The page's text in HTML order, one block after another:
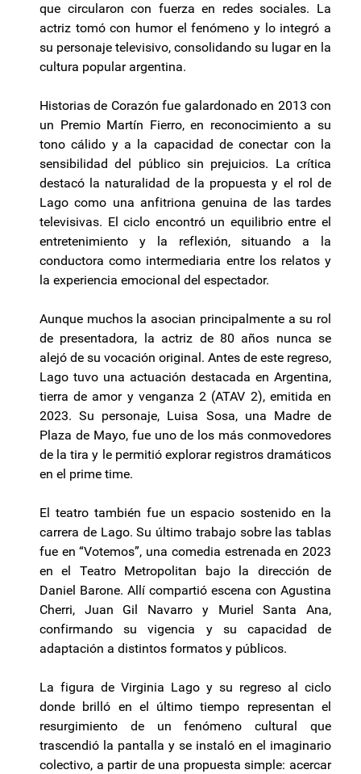
que circularon con fuerza en redes sociales. La
actriz tomó con humor el fenómeno y lo integró a
su personaje televisivo, consolidando su lugar en la
cultura popular argentina.
Historias de Corazón fue galardonado en 2013 con
un Premio Martín Fierro, en reconocimiento a su
tono cálido y a la capacidad de conectar con la
sensibilidad del público sin prejuicios. La crítica
destacó la naturalidad de la propuesta y el rol de
Lago como una anfitriona genuina de las tardes
televisivas. El ciclo encontró un equilibrio entre el
entretenimiento y la reflexión, situando a la
conductora como intermediaria entre los relatos y
la experiencia emocional del espectador.
Aunque muchos la asocian principalmente a su rol
de presentadora, la actriz de 80 años nunca se
alejó de su vocación original. Antes de este regreso,
Lago tuvo una actuación destacada en Argentina,
tierra de amor y venganza 2 (ATAV 2), emitida en
2023. Su personaje, Luisa Sosa, una Madre de
Plaza de Mayo, fue uno de los más conmovedores
de la tira y le permitió explorar registros dramáticos
en el prime time.
El teatro también fue un espacio sostenido en la
carrera de Lago. Su último trabajo sobre las tablas
fue en “Votemos”, una comedia estrenada en 2023
en el Teatro Metropolitan bajo la dirección de
Daniel Barone. Allí compartió escena con Agustina
Cherri, Juan Gil Navarro y Muriel Santa Ana,
confirmando su vigencia y su capacidad de
adaptación a distintos formatos y públicos.
La figura de Virginia Lago y su regreso al ciclo
donde brilló en el último tiempo representan el
resurgimiento de un fenómeno cultural que
trascendió la pantalla y se instaló en el imaginario
colectivo, a partir de una propuesta simple: acercar